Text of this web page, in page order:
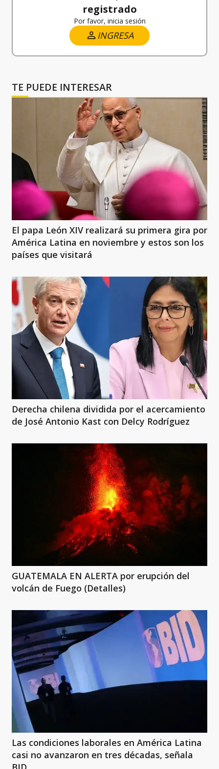
registrado
Por favor, inicia sesión
INGRESA
TE PUEDE INTERESAR
El papa León XIV realizará su primera gira por
América Latina en noviembre y estos son los
países que visitará
Derecha chilena dividida por el acercamiento
de José Antonio Kast con Delcy Rodríguez
GUATEMALA EN ALERTA por erupción del
volcán de Fuego (Detalles)
Las condiciones laborales en América Latina
casi no avanzaron en tres décadas, señala